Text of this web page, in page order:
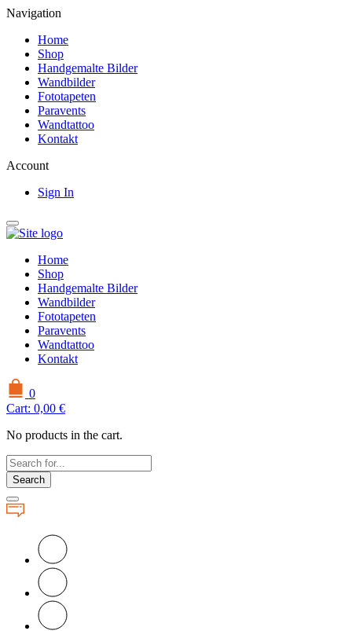
Navigation
Home
Shop
Handgemalte Bilder
Wandbilder
Fototapeten
Paravents
Wandtattoo
Kontakt
Account
Sign In
Home
Shop
Handgemalte Bilder
Wandbilder
Fototapeten
Paravents
Wandtattoo
Kontakt
0
Cart: 0,00 €
No products in the cart.
Search